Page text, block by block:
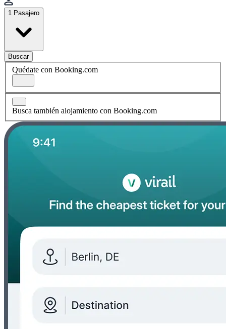
1 Pasajero
Buscar
Quédate con Booking.com
Busca también alojamiento con Booking.com